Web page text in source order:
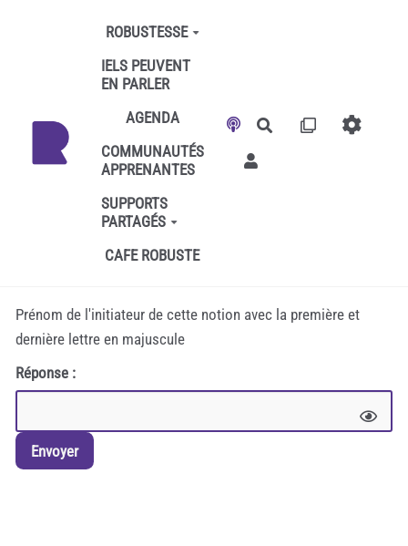
Aller au contenu principal
ROBUSTESSE
IELS PEUVENT
EN PARLER
AGENDA
COMMUNAUTÉS
APPRENANTES
SUPPORTS
PARTAGÉS
CAFE ROBUSTE
Rechercher
Prénom de l'initiateur de cette notion avec la première et
dernière lettre en majuscule
Réponse :
Envoyer